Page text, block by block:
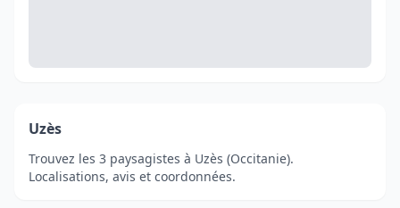
Uzès
Trouvez les 3 paysagistes à Uzès (Occitanie).
Localisations, avis et coordonnées.